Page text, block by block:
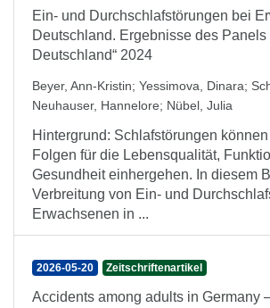
Ein- und Durchschlafstörungen bei
Deutschland. Ergebnisse des Panels
Deutschland“ 2024
Beyer, Ann-Kristin; Yessimova, Dinara;
Neuhauser, Hannelore; Nübel, Julia
Hintergrund: Schlafstörungen
Folgen für die Lebensqualität,
Gesundheit einhergehen. In diesem
Verbreitung von Ein- und
Erwachsenen in ...
2026-05-20 Zeitschriftenartikel
Accidents among adults in Germany